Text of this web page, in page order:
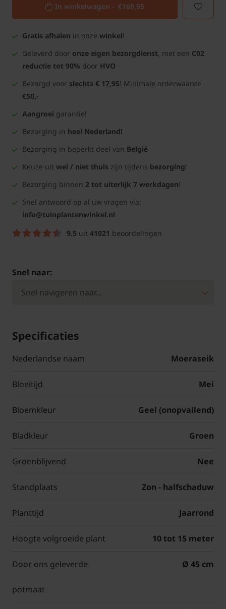
In winkelwagen - €169,95
Gratis afhalen in onze winkel!
Geleverd door onze eigen bezorgdienst, met een C02
reductie tot 90% door HVO
Bezorgd voor slechts € 17,95! Minimale orderwaarde
€50,-
Aangroei garantie!
Bezorging in heel Nederland!
Bezorging in beperkt deel van België
Keuze uit wel / niet thuis zijn tijdens bezorging!
Bezorging binnen 2 tot uiterlijk 7 werkdagen!
Snel antwoord op al uw vragen via:
info@tuinplantenwinkel.nl
9.5 uit 41021 beoordelingen
Snel naar:
Specificaties
Nederlandse naam Moeraseik
Bloeitijd Mei
Bloemkleur Geel (onopvallend)
Bladkleur Groen
Groenblijvend Nee
Standplaats Zon - halfschaduw
Planttijd Jaarrond
Hoogte volgroeide plant 10 tot 15 meter
Door ons geleverde
potmaat
Ø 45 cm